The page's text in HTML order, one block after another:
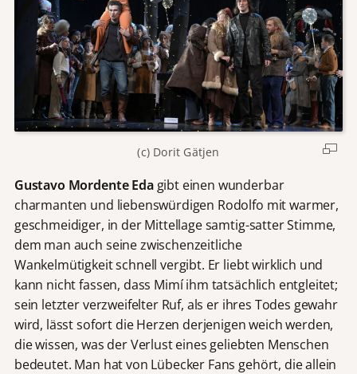
(c) Dorit Gätjen
Gustavo Mordente Edagibt einen wunderbar
charmanten und liebenswürdigen Rodolfo mit warmer,
geschmeidiger, in der Mittellage samtig-satter Stimme,
dem man auch seine zwischenzeitliche
Wankelmütigkeit schnell vergibt. Er liebt wirklich und
kann nicht fassen, dass Mimí ihm tatsächlich entgleitet;
sein letzter verzweifelter Ruf, als er ihres Todes gewahr
wird, lässt sofort die Herzen derjenigen weich werden,
die wissen, was der Verlust eines geliebten Menschen
bedeutet. Man hat von Lübecker Fans gehört, die allein